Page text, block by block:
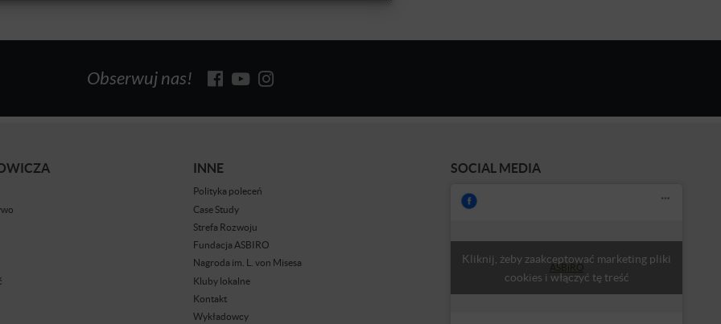
Obserwuj nas!
INNE
Polityka poleceń
Case Study
Strefa Rozwoju
Fundacja ASBIRO
Nagroda im. L. von Misesa
Kluby lokalne
Kontakt
Wykładowcy
SOCIAL MEDIA
ASBiRO
Kliknij, żeby zaakceptować marketing pliki
cookies i włączyć tę treść